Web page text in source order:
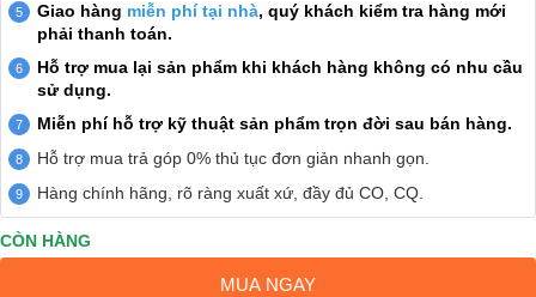
Giao hàng miễn phí tại nhà, quý khách kiểm tra hàng mới
phải thanh toán.
Hỗ trợ mua lại sản phẩm khi khách hàng không có nhu cầu
sử dụng.
Miễn phí hỗ trợ kỹ thuật sản phẩm trọn đời sau bán hàng.
Hỗ trợ mua trả góp 0% thủ tục đơn giản nhanh gọn.
Hàng chính hãng, rõ ràng xuất xứ, đầy đủ CO, CQ.
CÒN HÀNG
MUA NGAY